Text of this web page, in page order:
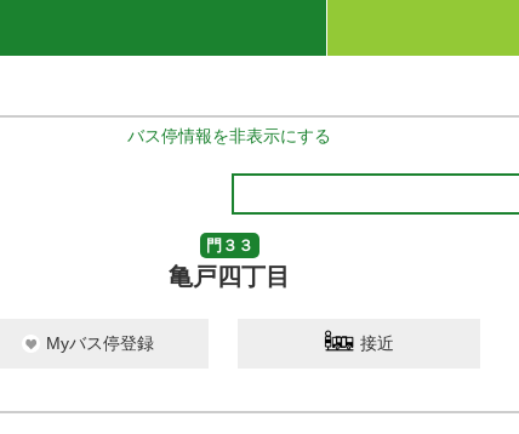
バス停情報を非表示にする
門３３
亀戸四丁目
Myバス停登録 接近